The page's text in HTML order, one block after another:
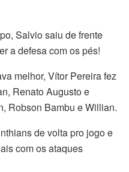
Salvio saiu de frente
a defesa com os pés!
melhor, Vítor Pereira fez
Renato Augusto e
Robson Bambu e Willian.
de volta pro jogo e
com os ataques